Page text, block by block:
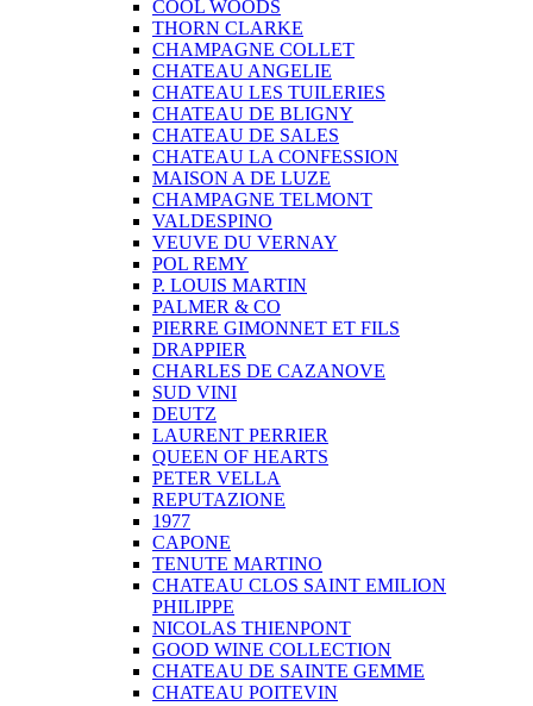
COOL WOODS
THORN CLARKE
CHAMPAGNE COLLET
CHATEAU ANGELIE
CHATEAU LES TUILERIES
CHATEAU DE BLIGNY
CHATEAU DE SALES
CHATEAU LA CONFESSION
MAISON A DE LUZE
CHAMPAGNE TELMONT
VALDESPINO
VEUVE DU VERNAY
POL REMY
P. LOUIS MARTIN
PALMER & CO
PIERRE GIMONNET ET FILS
DRAPPIER
CHARLES DE CAZANOVE
SUD VINI
DEUTZ
LAURENT PERRIER
QUEEN OF HEARTS
PETER VELLA
REPUTAZIONE
1977
CAPONE
TENUTE MARTINO
CHATEAU CLOS SAINT EMILION
PHILIPPE
NICOLAS THIENPONT
GOOD WINE COLLECTION
CHATEAU DE SAINTE GEMME
CHATEAU POITEVIN